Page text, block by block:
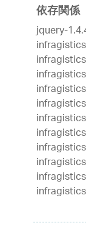
依存関係
jquery-